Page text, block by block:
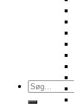
Søg
efter: